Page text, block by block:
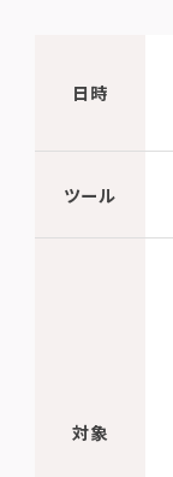
日時
ツール
対象